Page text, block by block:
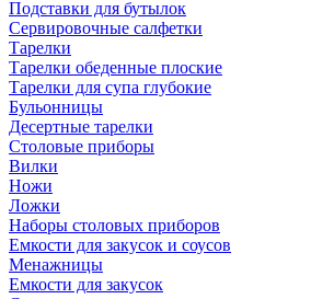
Подставки для бутылок
Сервировочные салфетки
Тарелки
Тарелки обеденные плоские
Тарелки для супа глубокие
Бульонницы
Десертные тарелки
Столовые приборы
Вилки
Ножи
Ложки
Наборы столовых приборов
Емкости для закусок и соусов
Менажницы
Емкости для закусок